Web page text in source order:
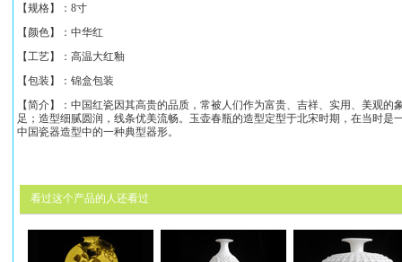
【规格】： 8寸
【颜色】：中华红
【工艺】： 高温大红釉
【包装】：锦盒包装
【简介】： 中国红瓷因其高贵的品质，常被人们作为富贵、吉祥、实用、美观的
足；造型细腻圆润，线条优美流畅。玉壶春瓶的造型定型于北宋时期，在当时
中国瓷器造型中的一种典型器形。
看过这个产品的人还看过